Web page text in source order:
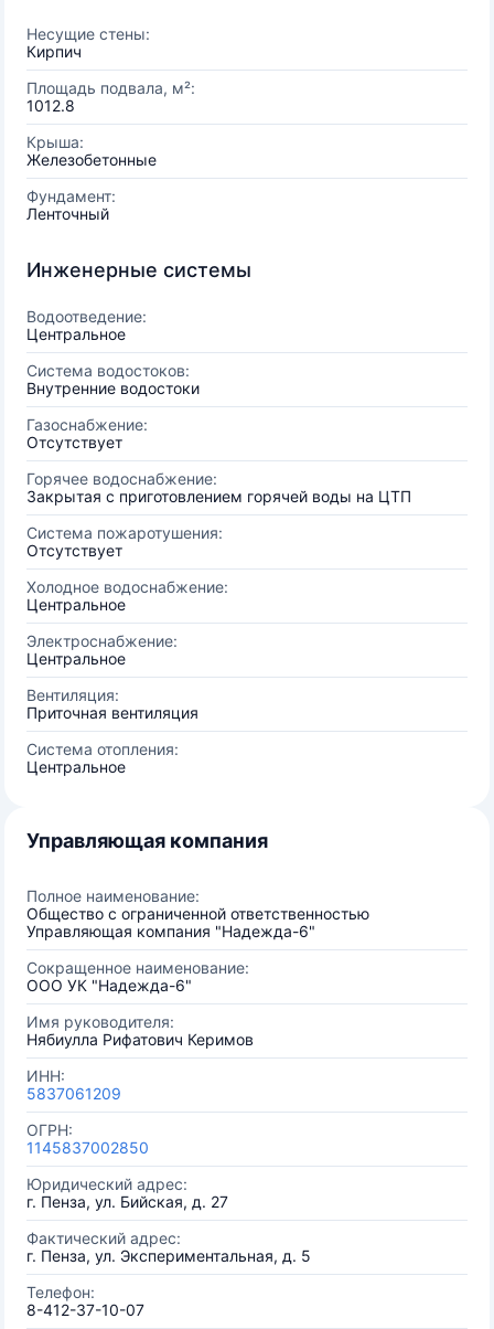
Несущие стены:
Кирпич
Площадь подвала, м²:
1012.8
Крыша:
Железобетонные
Фундамент:
Ленточный
Инженерные системы
Водоотведение:
Центральное
Система водостоков:
Внутренние водостоки
Газоснабжение:
Отсутствует
Горячее водоснабжение:
Закрытая с приготовлением горячей воды на ЦТП
Система пожаротушения:
Отсутствует
Холодное водоснабжение:
Центральное
Электроснабжение:
Центральное
Вентиляция:
Приточная вентиляция
Система отопления:
Центральное
Управляющая компания
Полное наименование:
Общество с ограниченной ответственностью
Управляющая компания "Надежда-6"
Сокращенное наименование:
ООО УК "Надежда-6"
Имя руководителя:
Нябиулла Рифатович Керимов
ИНН:
5837061209
ОГРН:
1145837002850
Юридический адрес:
г. Пенза, ул. Бийская, д. 27
Фактический адрес:
г. Пенза, ул. Экспериментальная, д. 5
Телефон:
8-412-37-10-07